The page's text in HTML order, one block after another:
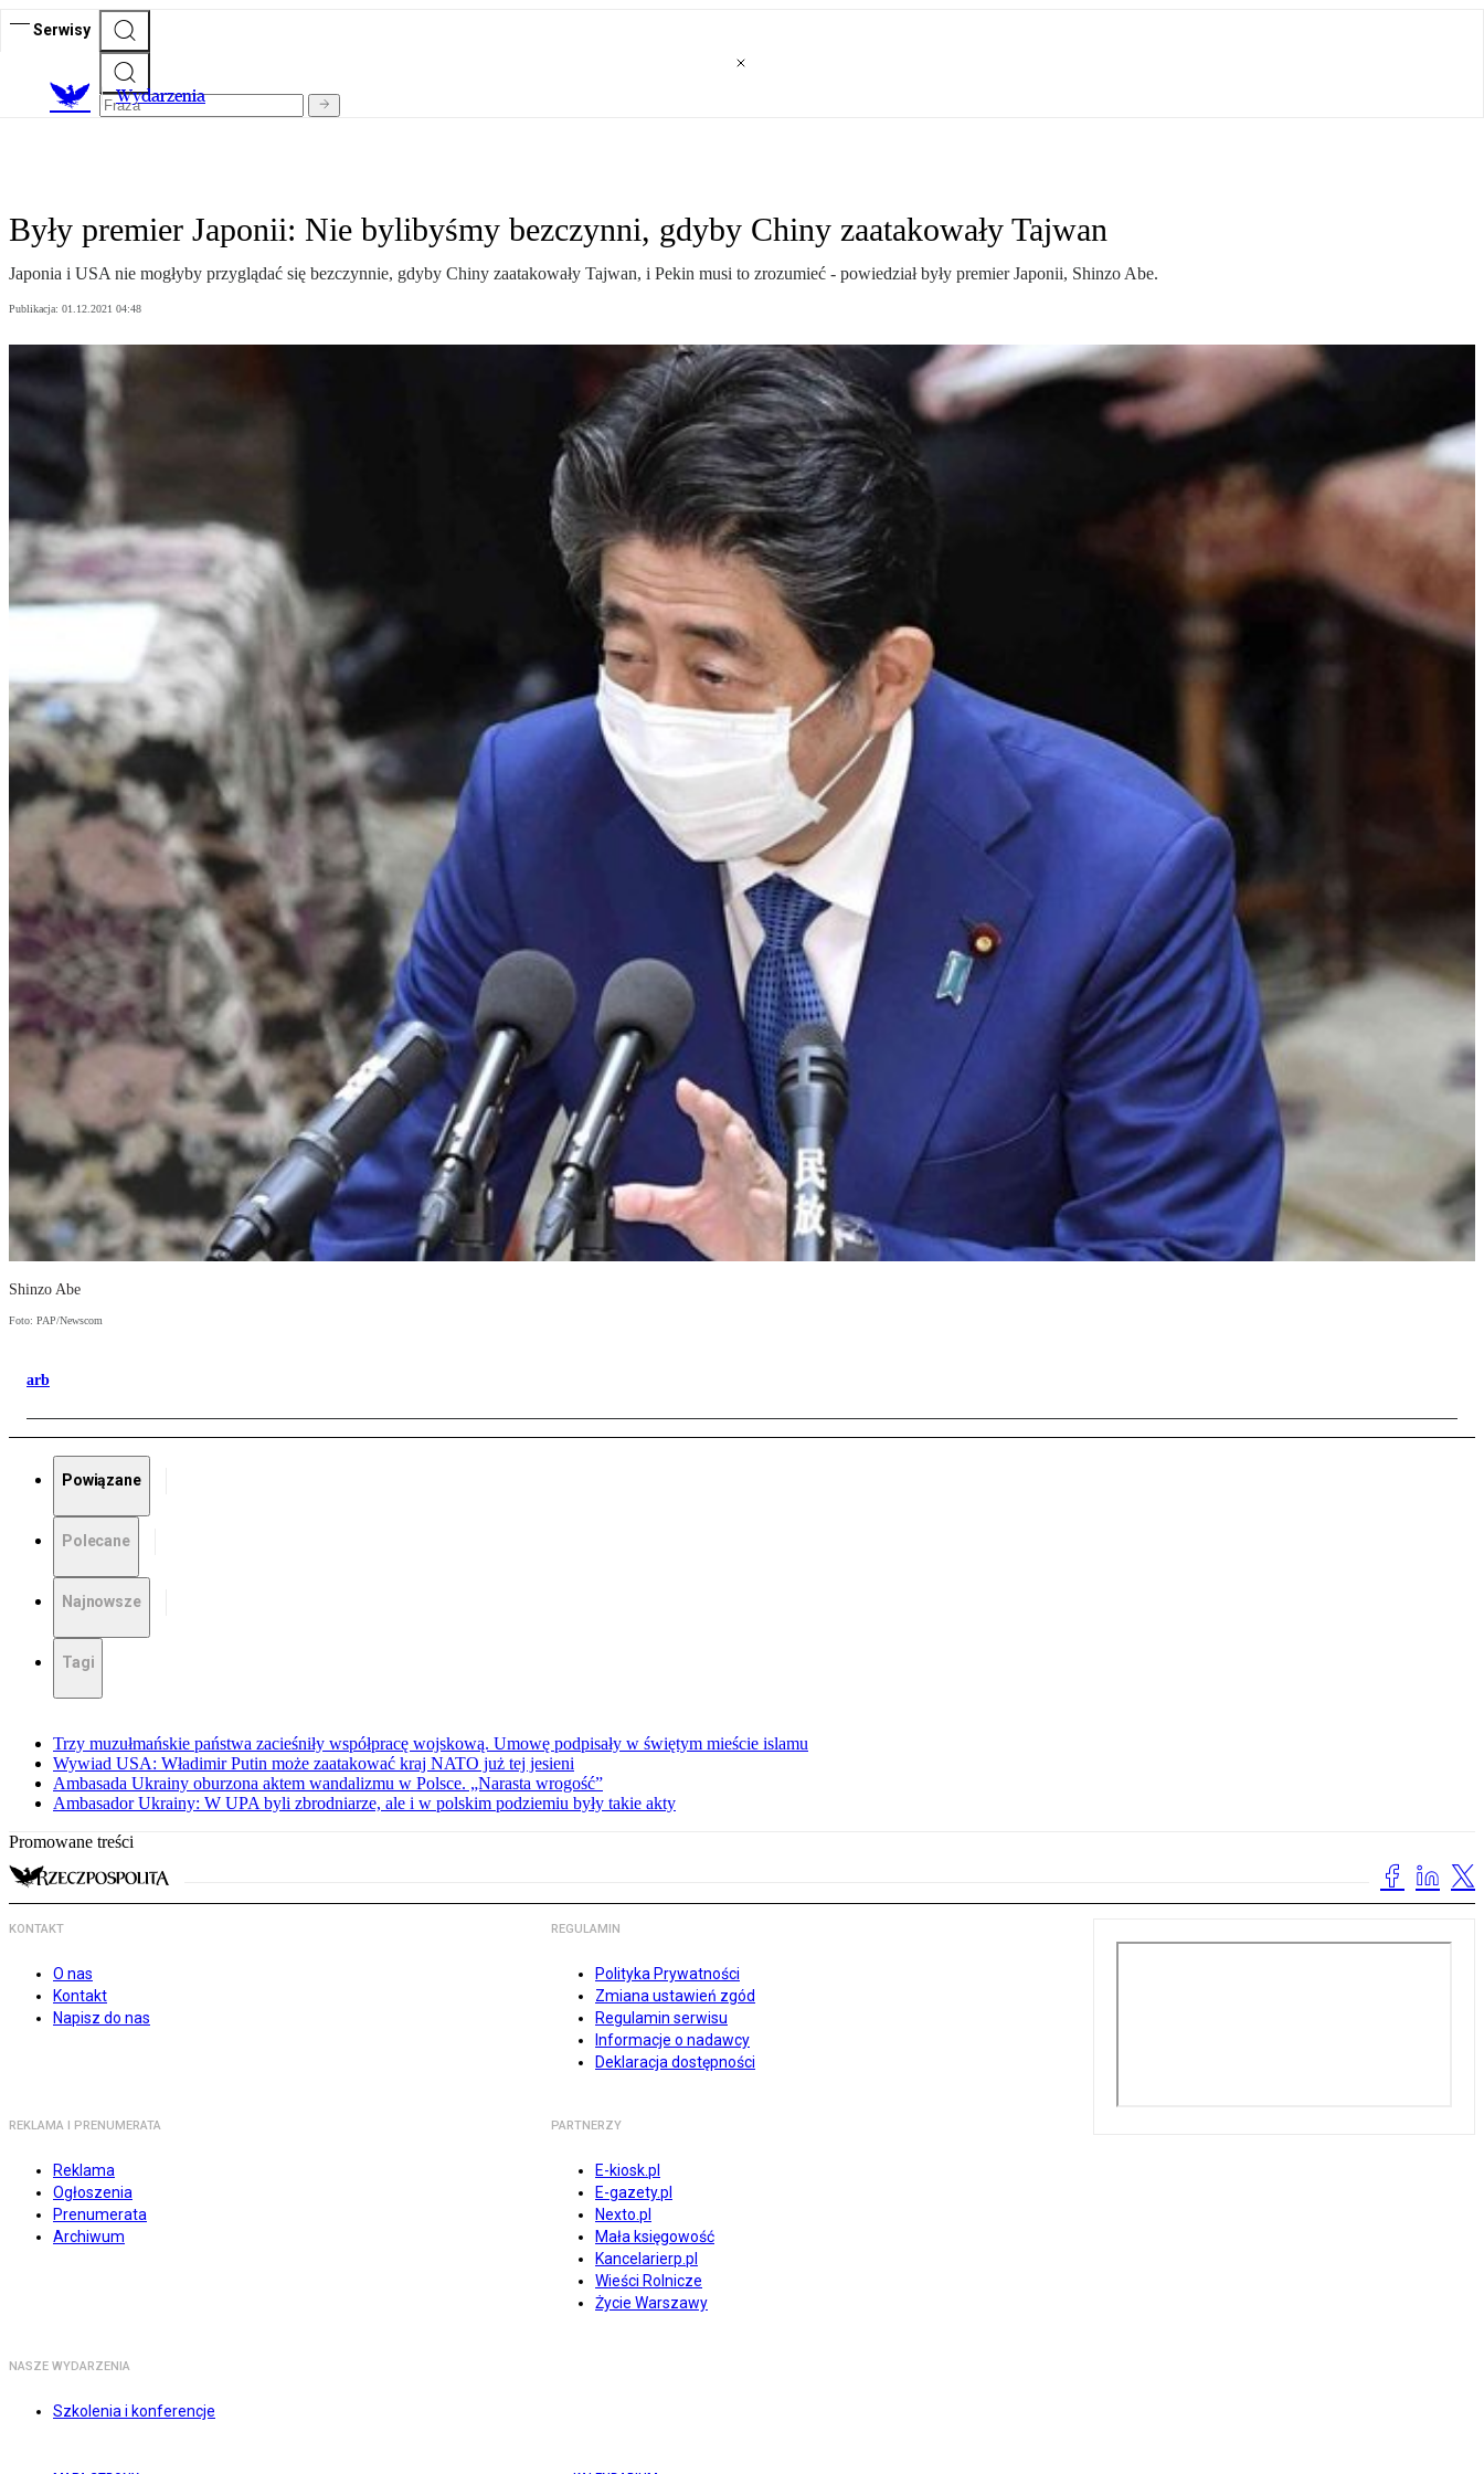
Serwisy
Wydarzenia
Były premier Japonii: Nie bylibyśmy bezczynni, gdyby Chiny zaatakowały Tajwan
Japonia i USA nie mogłyby przyglądać się bezczynnie, gdyby Chiny zaatakowały Tajwan, i Pekin musi to zrozumieć - powiedział były premier Japonii, Shinzo Abe.
Publikacja: 01.12.2021 04:48
Shinzo Abe
Foto: PAP/Newscom
arb
Powiązane
Polecane
Najnowsze
Tagi
Trzy muzułmańskie państwa zacieśniły współpracę wojskową. Umowę podpisały w świętym mieście islamu
Wywiad USA: Władimir Putin może zaatakować kraj NATO już tej jesieni
Ambasada Ukrainy oburzona aktem wandalizmu w Polsce. „Narasta wrogość”
Ambasador Ukrainy: W UPA byli zbrodniarze, ale i w polskim podziemiu były takie akty
Promowane treści
KONTAKT
O nas
Kontakt
Napisz do nas
REGULAMIN
Polityka Prywatności
Zmiana ustawień zgód
Regulamin serwisu
Informacje o nadawcy
Deklaracja dostępności
REKLAMA I PRENUMERATA
Reklama
Ogłoszenia
Prenumerata
Archiwum
PARTNERZY
E-kiosk.pl
E-gazety.pl
Nexto.pl
Mała księgowość
Kancelarierp.pl
Wieści Rolnicze
Życie Warszawy
NASZE WYDARZENIA
Szkolenia i konferencje